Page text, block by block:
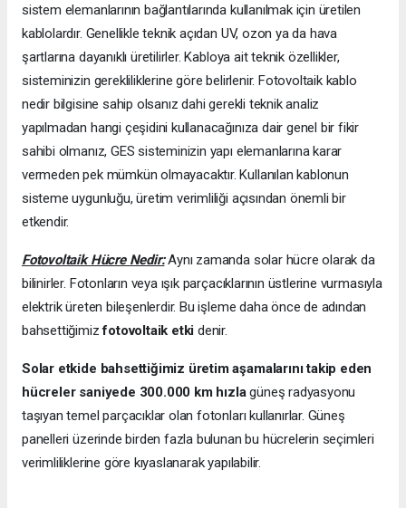
sistem elemanlarının bağlantılarında kullanılmak için üretilen
kablolardır. Genellikle teknik açıdan UV, ozon ya da hava
şartlarına dayanıklı üretilirler. Kabloya ait teknik özellikler,
sisteminizin gerekliliklerine göre belirlenir. Fotovoltaik kablo
nedir bilgisine sahip olsanız dahi gerekli teknik analiz
yapılmadan hangi çeşidini kullanacağınıza dair genel bir fikir
sahibi olmanız, GES sisteminizin yapı elemanlarına karar
vermeden pek mümkün olmayacaktır. Kullanılan kablonun
sisteme uygunluğu, üretim verimliliği açısından önemli bir
etkendir.
Fotovoltaik Hücre Nedir:Aynı zamanda solar hücre olarak da
bilinirler. Fotonların veya ışık parçacıklarının üstlerine vurmasıyla
elektrik üreten bileşenlerdir. Bu işleme daha önce de adından
bahsettiğimizfotovoltaik etkidenir.
Solar etkide bahsettiğimiz üretim aşamalarını takip eden
hücreler saniyede 300.000 km hızlagüneş radyasyonu
taşıyan temel parçacıklar olan fotonları kullanırlar. Güneş
panelleri üzerinde birden fazla bulunan bu hücrelerin seçimleri
verimliliklerine göre kıyaslanarak yapılabilir.